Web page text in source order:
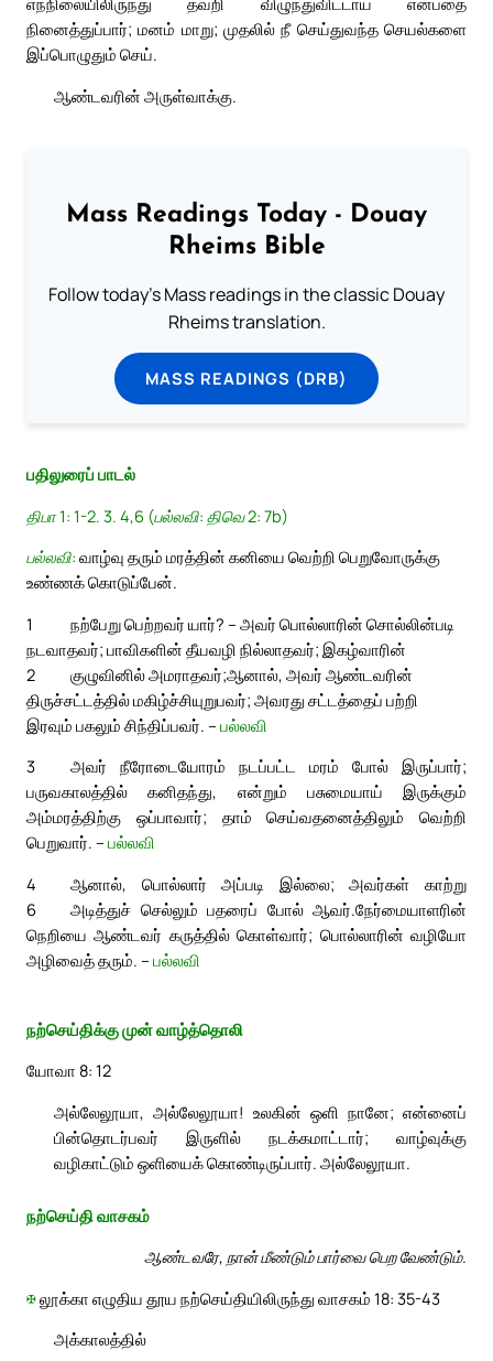
நினைத்துப்பார்; மனம் மாறு; முதலில் நீ செய்துவந்த செயல்களை
இப்பொழுதும் செய்.
ஆண்டவரின் அருள்வாக்கு.
Mass Readings Today - Douay
Rheims Bible
Follow today's Mass readings in the classic Douay
Rheims translation.
MASS READINGS (DRB)
பதிலுரைப் பாடல்
திபா 1: 1-2. 3. 4,6 (பல்லவி: திவெ 2: 7b)
பல்லவி: வாழ்வு தரும் மரத்தின் கனியை வெற்றி பெறுவோருக்கு
உண்ணக் கொடுப்பேன்.
1
நற்பேறு பெற்றவர் யார்? – அவர் பொல்லாரின் சொல்லின்படி
நடவாதவர்; பாவிகளின் தீயவழி நில்லாதவர்; இகழ்வாரின்
குழுவினில் அமராதவர்;
2
ஆனால், அவர் ஆண்டவரின்
திருச்சட்டத்தில் மகிழ்ச்சியுறுபவர்; அவரது சட்டத்தைப் பற்றி
இரவும் பகலும் சிந்திப்பவர். – பல்லவி
3
அவர் நீரோடையோரம் நடப்பட்ட மரம் போல் இருப்பார்;
பருவகாலத்தில் கனிதந்து, என்றும் பசுமையாய் இருக்கும்
அம்மரத்திற்கு ஒப்பாவார்; தாம் செய்வதனைத்திலும் வெற்றி
பெறுவார். – பல்லவி
4
ஆனால், பொல்லார் அப்படி இல்லை; அவர்கள் காற்று
அடித்துச் செல்லும் பதரைப் போல் ஆவர்.
6
நேர்மையாளரின்
நெறியை ஆண்டவர் கருத்தில் கொள்வார்; பொல்லாரின் வழியோ
அழிவைத் தரும். – பல்லவி
நற்செய்திக்கு முன் வாழ்த்தொலி
யோவா 8: 12
அல்லேலூயா, அல்லேலூயா! உலகின் ஒளி நானே; என்னைப்
பின்தொடர்பவர் இருளில் நடக்கமாட்டார்; வாழ்வுக்கு
வழிகாட்டும் ஒளியைக் கொண்டிருப்பார். அல்லேலூயா.
நற்செய்தி வாசகம்
ஆண்டவரே, நான் மீண்டும் பார்வை பெற வேண்டும்.
✠லூக்கா எழுதிய தூய நற்செய்தியிலிருந்து வாசகம் 18: 35-43
அக்காலத்தில்